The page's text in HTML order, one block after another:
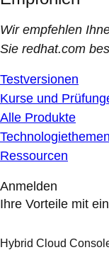
Wir empfehlen
Sie redhat.com
Testversionen
Kurse und
Alle Produkte
Technologiethemen
Ressourcen
Anmelden
Ihre Vorteile mit
Hybrid Cloud